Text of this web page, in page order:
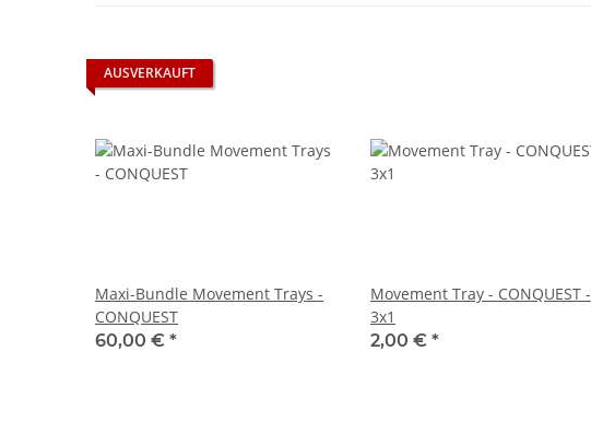
AUSVERKAUFT
Maxi-Bundle Movement Trays -
CONQUEST
60,00 € *
Movement Tray - CONQUEST -
3x1
2,00 € *